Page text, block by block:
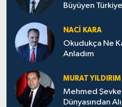
Büyüyen
NACI KARA
Okudukça Ne
Anladım
MURAT YILDIRIM
Mehmed
Dünyasından